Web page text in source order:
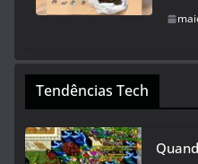
Tendências Tech